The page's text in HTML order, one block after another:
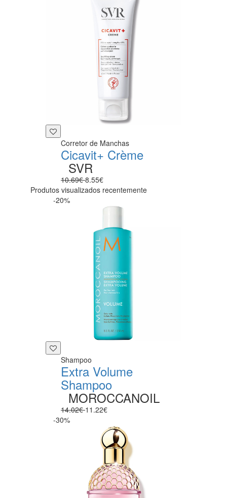
Corretor de Manchas
Cicavit+ Crème
SVR
10.69€8.55€
Produtos visualizados recentemente
-20%
Shampoo
Extra Volume
Shampoo
MOROCCANOIL
14.02€11.22€
-30%